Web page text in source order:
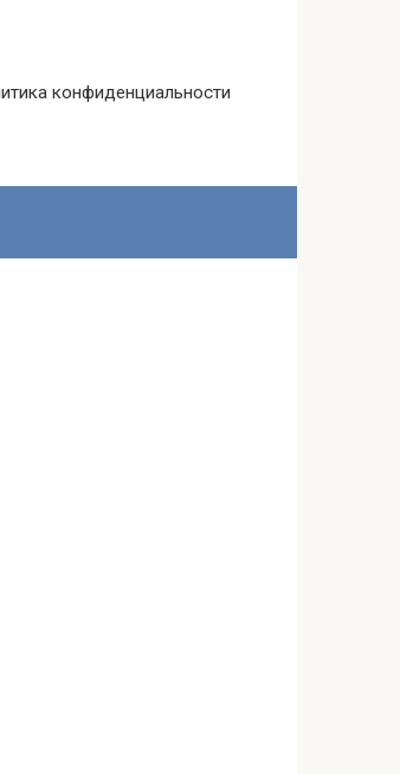
конфиденциальности